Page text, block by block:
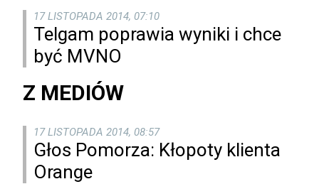
17 LISTOPADA 2014, 07:10
Telgam poprawia wyniki i chce
być MVNO
Z MEDIÓW
17 LISTOPADA 2014, 08:57
Głos Pomorza: Kłopoty klienta
Orange